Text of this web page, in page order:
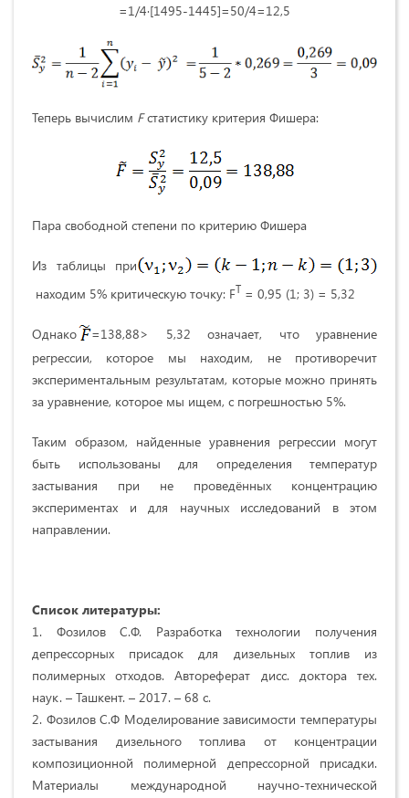
=1/4·[1495-1445]=50/4=12,5
Теперь вычислим Fстатистику критерия Фишера:
Пара свободной степени по критерию Фишера
Из таблицы при
находим 5% критическую точку: FT = 0,95 (1; 3) = 5,32
Однако
=138,88> 5,32 означает, что уравнение
регрессии, которое мы находим, не противоречит
экспериментальным результатам, которые можно принять
за уравнение, которое мы ищем, с погрешностью 5%.
Таким образом, найденные уравнения регрессии могут
быть использованы для определения температур
застывания при не проведённых концентрацию
экспериментах и для научных исследований в этом
направлении.
Список литературы:
1. Фозилов С.Ф. Разработка технологии получения
депрессорных присадок для дизельных топлив из
полимерных отходов. Автореферат дисс. доктора тех.
наук. – Ташкент. – 2017. – 68 с.
2. Фозилов С.Ф Моделирование зависимости температуры
застывания дизельного топлива от концентрации
композиционной полимерной депрессорной присадки.
Материалы международной научно-технической